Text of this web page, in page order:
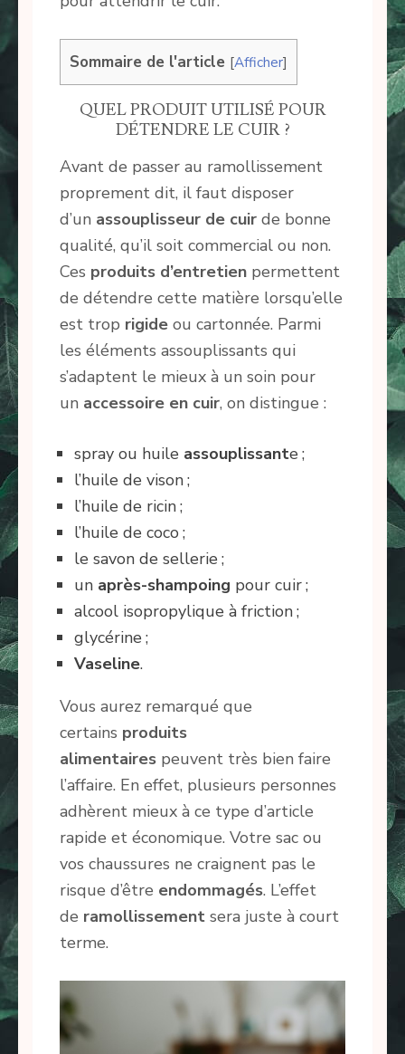
Sommaire de l'article [Afficher]
QUEL PRODUIT UTILISÉ POUR
DÉTENDRE LE CUIR ?
Avant de passer au ramollissement
proprement dit, il faut disposer
d’un assouplisseur de cuir de bonne
qualité, qu’il soit commercial ou non.
Ces produits d’entretien permettent
de détendre cette matière lorsqu’elle
est trop rigide ou cartonnée. Parmi
les éléments assouplissants qui
s’adaptent le mieux à un soin pour
un accessoire en cuir, on distingue :
spray ou huile assouplissante ;
l’huile de vison ;
l’huile de ricin ;
l’huile de coco ;
le savon de sellerie ;
un après-shampoing pour cuir ;
alcool isopropylique à friction ;
glycérine ;
Vaseline.
Vous aurez remarqué que
certains produits
alimentaires peuvent très bien faire
l’affaire. En effet, plusieurs personnes
adhèrent mieux à ce type d’article
rapide et économique. Votre sac ou
vos chaussures ne craignent pas le
risque d’être endommagés. L’effet
de ramollissement sera juste à court
terme.